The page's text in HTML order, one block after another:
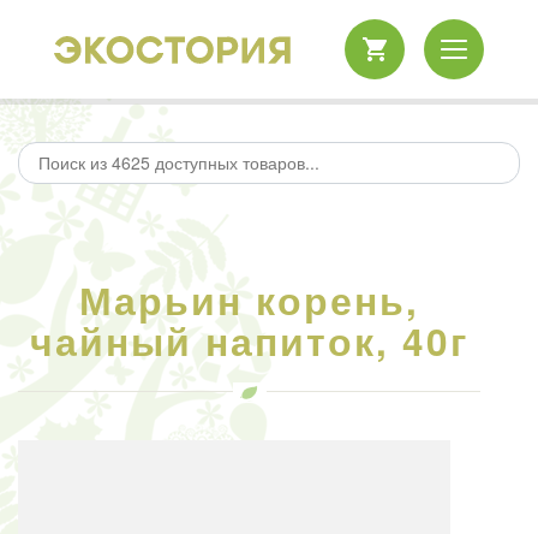
Марьин корень,
чайный напиток, 40г